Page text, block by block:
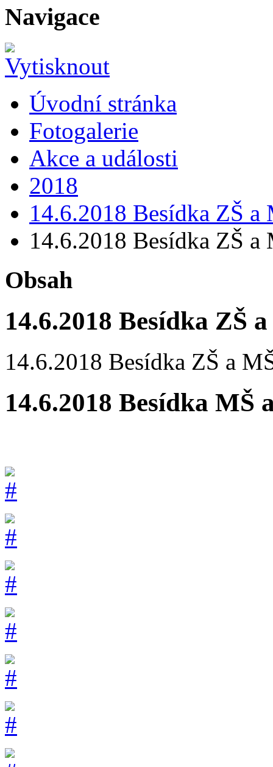
Navigace
Úvodní stránka
Fotogalerie
Akce a události
2018
14.6.2018 Besídka ZŠ a
14.6.2018 Besídka ZŠ a
Obsah
14.6.2018 Besídka ZŠ
14.6.2018 Besídka ZŠ a
14.6.2018 Besídka MŠ